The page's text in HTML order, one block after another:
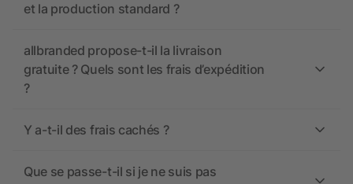
et la production standard ?
allbranded propose-t-il la livraison
gratuite ? Quels sont les frais d’expédition
?
Y a-t-il des frais cachés ?
Que se passe-t-il si je ne suis pas